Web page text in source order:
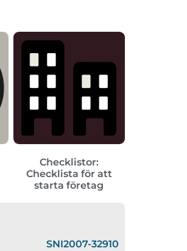
Checklistor:
Checklista för att
starta företag
SNI2007-32910